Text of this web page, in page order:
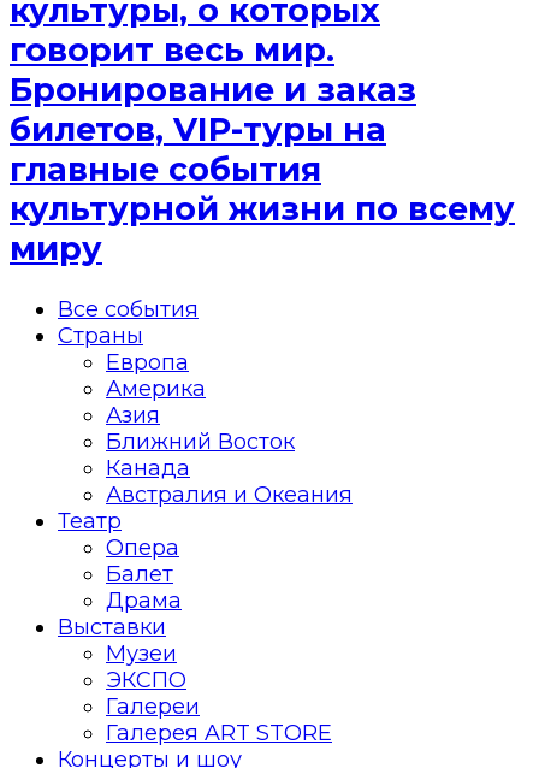
культуры, о которых
говорит весь мир.
Бронирование и заказ
билетов, VIP-туры на
главные события
культурной жизни по всему
миру
Все события
Страны
Европа
Америка
Азия
Ближний Восток
Канада
Австралия и Океания
Театр
Опера
Балет
Драма
Выставки
Музеи
ЭКСПО
Галереи
Галерея ART STORE
Концерты и шоу